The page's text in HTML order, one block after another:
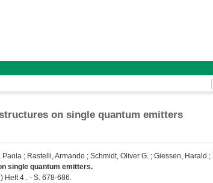
on single quantum emitters
Paola ; Rastelli, Armando ; Schmidt, Oliver G. ; Giessen, Harald ;
single quantum emitters.
Heft 4 . - S. 678-686.